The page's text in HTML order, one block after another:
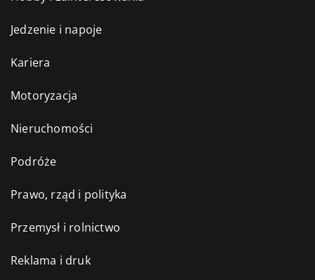
Jedzenie i napoje
Kariera
Motoryzacja
Nieruchomości
Podróże
Prawo, rząd i polityka
Przemysł i rolnictwo
Reklama i druk